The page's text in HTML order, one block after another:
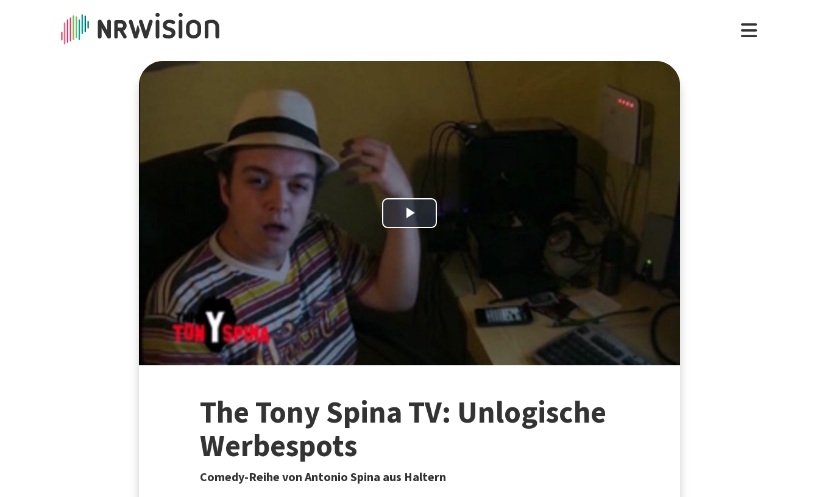
Play
The Tony Spina TV: Unlogische
Werbespots
Comedy-Reihe von Antonio Spina aus Haltern